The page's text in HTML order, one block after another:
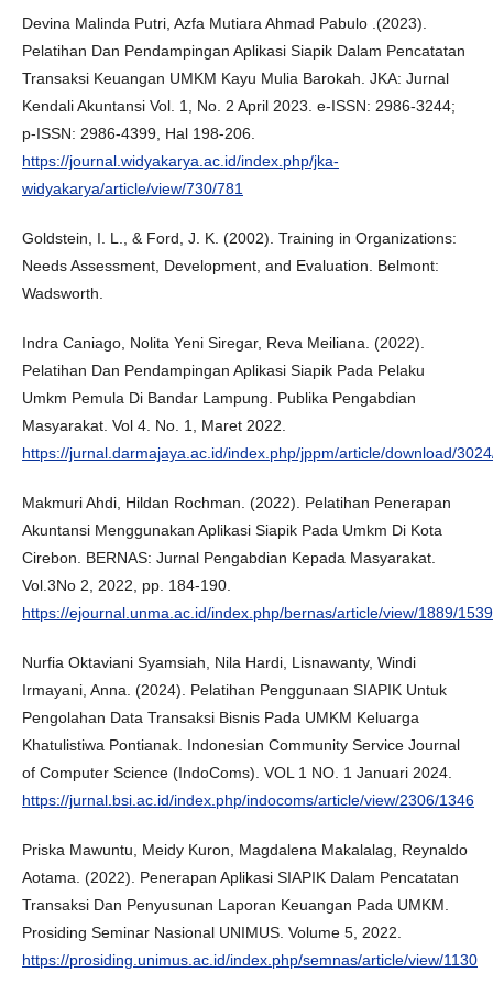
Devina Malinda Putri, Azfa Mutiara Ahmad Pabulo .(2023).
Pelatihan Dan Pendampingan Aplikasi Siapik Dalam Pencatatan
Transaksi Keuangan UMKM Kayu Mulia Barokah. JKA: Jurnal
Kendali Akuntansi Vol. 1, No. 2 April 2023. e-ISSN: 2986-3244;
p-ISSN: 2986-4399, Hal 198-206.
https://journal.widyakarya.ac.id/index.php/jka-
widyakarya/article/view/730/781
Goldstein, I. L., & Ford, J. K. (2002). Training in Organizations:
Needs Assessment, Development, and Evaluation. Belmont:
Wadsworth.
Indra Caniago, Nolita Yeni Siregar, Reva Meiliana. (2022).
Pelatihan Dan Pendampingan Aplikasi Siapik Pada Pelaku
Umkm Pemula Di Bandar Lampung. Publika Pengabdian
Masyarakat. Vol 4. No. 1, Maret 2022.
https://jurnal.darmajaya.ac.id/index.php/jppm/article/download/
Makmuri Ahdi, Hildan Rochman. (2022). Pelatihan Penerapan
Akuntansi Menggunakan Aplikasi Siapik Pada Umkm Di Kota
Cirebon. BERNAS: Jurnal Pengabdian Kepada Masyarakat.
Vol.3No 2, 2022, pp. 184-190.
https://ejournal.unma.ac.id/index.php/bernas/article/view/1889/1539
Nurfia Oktaviani Syamsiah, Nila Hardi, Lisnawanty, Windi
Irmayani, Anna. (2024). Pelatihan Penggunaan SIAPIK Untuk
Pengolahan Data Transaksi Bisnis Pada UMKM Keluarga
Khatulistiwa Pontianak. Indonesian Community Service Journal
of Computer Science (IndoComs). VOL 1 NO. 1 Januari 2024.
https://jurnal.bsi.ac.id/index.php/indocoms/article/view/2306/1346
Priska Mawuntu, Meidy Kuron, Magdalena Makalalag, Reynaldo
Aotama. (2022). Penerapan Aplikasi SIAPIK Dalam Pencatatan
Transaksi Dan Penyusunan Laporan Keuangan Pada UMKM.
Prosiding Seminar Nasional UNIMUS. Volume 5, 2022.
https://prosiding.unimus.ac.id/index.php/semnas/article/view/1130